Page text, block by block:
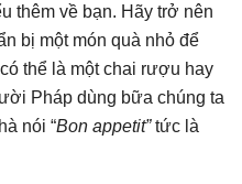
thêm về bạn. Hãy trở nên
bị một món quà nhỏ để
thể là một chai rượu hay
Pháp dùng bữa chúng ta
nói “Bon appetit”tức là